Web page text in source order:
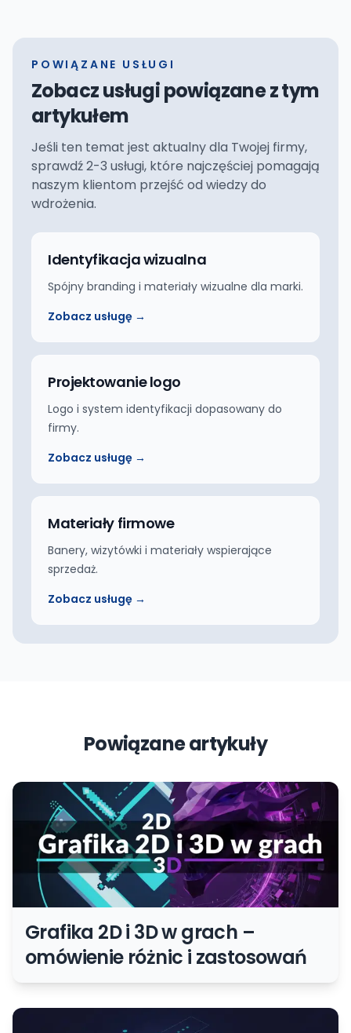
POWIĄZANE USŁUGI
Zobacz usługi powiązane z tym
artykułem
Jeśli ten temat jest aktualny dla Twojej firmy,
sprawdź 2-3 usługi, które najczęściej pomagają
naszym klientom przejść od wiedzy do
wdrożenia.
Identyfikacja wizualna
Spójny branding i materiały wizualne dla marki.
Zobacz usługę →
Projektowanie logo
Logo i system identyfikacji dopasowany do
firmy.
Zobacz usługę →
Materiały firmowe
Banery, wizytówki i materiały wspierające
sprzedaż.
Zobacz usługę →
Powiązane artykuły
Grafika 2D i 3D w grach –
omówienie różnic i zastosowań